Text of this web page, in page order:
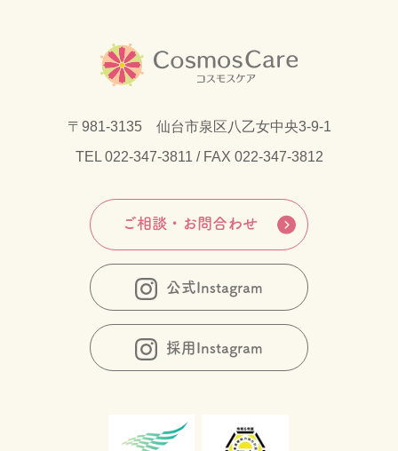
〒981-3135 仙台市泉区八乙女中央3-9-1
TEL 022-347-3811 / FAX 022-347-3812
ご相談・お問合わせ
公式Instagram
採用Instagram